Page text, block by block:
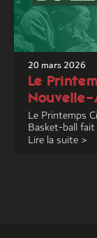
20 mars 2026
Le
Le Printemps
Basket-ball
Lire la suite >